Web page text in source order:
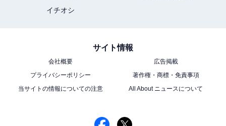
2期連続でドラマ出演の「春ドラマの演技が良か
った男性俳優」ランキング！ 2位「坂口健太
郎」「松下洸平」、1位は？
イチオシ
サイト情報
会社概要
広告掲載
プライバシーポリシー
著作権・商標・免責事項
当サイトの情報についての注意
All About ニュースについて